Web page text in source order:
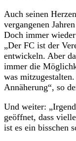
Auch seinen
vergangenen
Doch immer
„Der FC ist der
entwickeln. Aber
immer die
was
Annäherung“, so
Und weiter:
geöffnet, dass
ist es ein bisschen